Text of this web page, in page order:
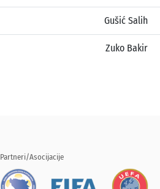
Gušić Salih
Zuko Bakir
Partneri/Asocijacije